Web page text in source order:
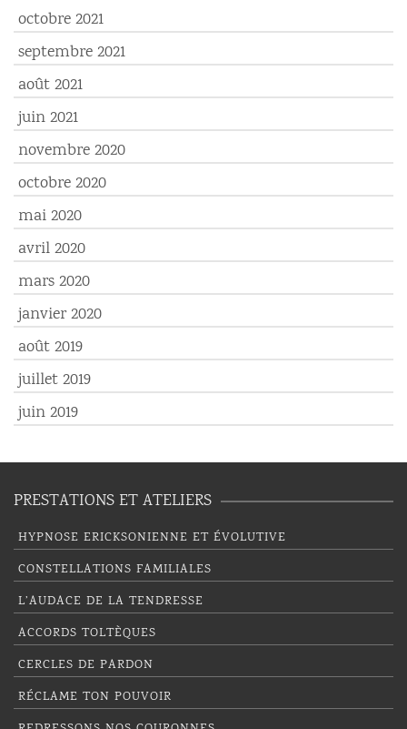
octobre 2021
septembre 2021
août 2021
juin 2021
novembre 2020
octobre 2020
mai 2020
avril 2020
mars 2020
janvier 2020
août 2019
juillet 2019
juin 2019
PRESTATIONS ET ATELIERS
HYPNOSE ERICKSONIENNE ET ÉVOLUTIVE
CONSTELLATIONS FAMILIALES
L’AUDACE DE LA TENDRESSE
ACCORDS TOLTÈQUES
CERCLES DE PARDON
RÉCLAME TON POUVOIR